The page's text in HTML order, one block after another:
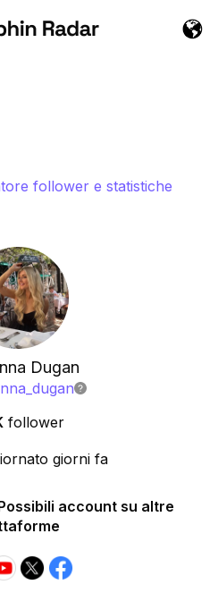
follower e statistiche
Dugan
follower
giorni fa
account su altre